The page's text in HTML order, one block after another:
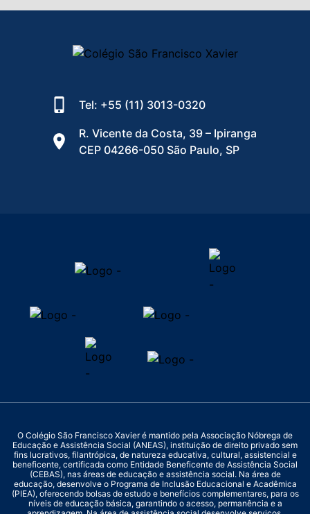
Tel: +55 (11) 3013-0320
R. Vicente da Costa, 39 – Ipiranga
CEP 04266-050 São Paulo, SP
O Colégio São Francisco Xavier é mantido pela Associação Nóbrega de
Educação e Assistência Social (ANEAS), instituição de direito privado sem
fins lucrativos, filantrópica, de natureza educativa, cultural, assistencial e
beneficente, certificada como Entidade Beneficente de Assistência Social
(CEBAS), nas áreas de educação e assistência social. Na área de
educação, desenvolve o Programa de Inclusão Educacional e Acadêmica
(PIEA), oferecendo bolsas de estudo e benefícios complementares, para os
níveis de educação básica, garantindo o acesso, permanência e a